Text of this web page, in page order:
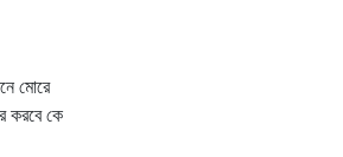
মোরে
করবে কে